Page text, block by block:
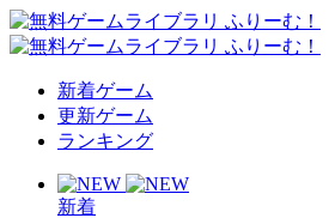
新着ゲーム
更新ゲーム
ランキング
新着